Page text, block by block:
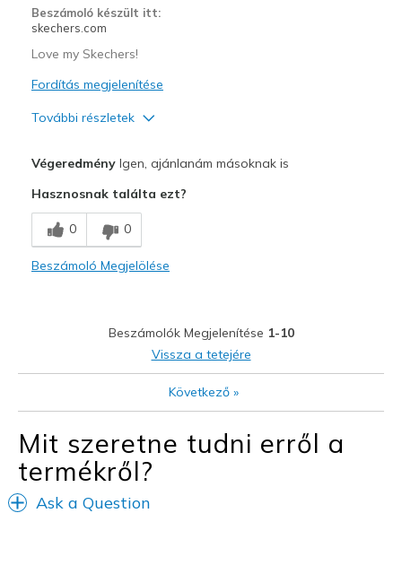
Beszámoló készült itt:
skechers.com
Love my Skechers!
Fordítás megjelenítése
További részletek
Comfortable
Durable
Casual Wear
Going Out
Special Occasions
Travel
VégeredményIgen, ajánlanám másoknak is
Hasznosnak találta ezt?
0 0
Beszámoló Megjelölése
Beszámolók Megjelenítése 1-10
Vissza a tetejére
Következő»
Mit szeretne tudni erről a
termékről?
Ask a Question